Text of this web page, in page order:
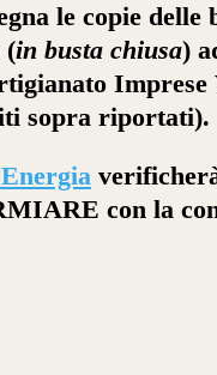
le copie delle
(in busta chiusa)
Imprese
sopra riportati).
con la